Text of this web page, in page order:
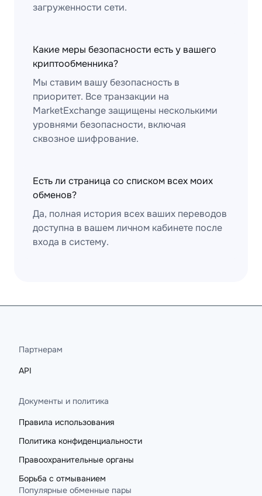
загруженности сети.
Какие меры безопасности есть у вашего
криптообменника?
Мы ставим вашу безопасность в
приоритет. Все транзакции на
MarketExchange защищены несколькими
уровнями безопасности, включая
сквозное шифрование.
Есть ли страница со списком всех моих
обменов?
Да, полная история всех ваших переводов
доступна в вашем личном кабинете после
входа в систему.
Партнерам
API
Документы и политика
Правила использования
Политика конфиденциальности
Правоохранительные органы
Борьба с отмыванием
Популярные обменные пары